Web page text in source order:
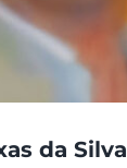
da Silva